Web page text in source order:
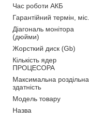
Час роботи АКБ
Гарантійний термін, міс.
Діагональ монітора
(дюйми)
Жорсткий диск (Gb)
Кількість ядер
ПРОЦЕСОРА
Максимальна роздільна
здатність
Модель товару
Назва